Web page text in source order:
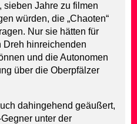
sieben Jahre zu filmen
würden, die „Chaoten“
Nur sie hätten für
Dreh hinreichenden
und die Autonomen
über die Oberpfälzer
dahingehend geäußert,
unter der